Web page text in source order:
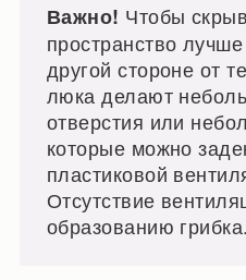
Важно! Чтобы
пространство
другой стороне от
люка делают
отверстия или
которые можно
пластиковой
Отсутствие
образованию грибка.